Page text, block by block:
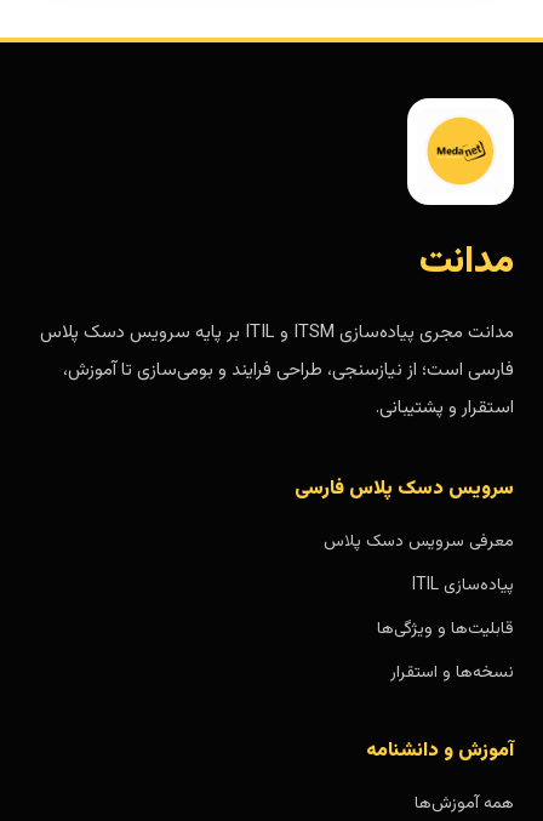
مدانت
مدانت مجری پیاده‌سازی ITSM و ITIL بر پایه سرویس دسک پلاس
فارسی است؛ از نیازسنجی، طراحی فرایند و بومی‌سازی تا آموزش،
استقرار و پشتیبانی.
سرویس دسک پلاس فارسی
معرفی سرویس دسک پلاس
پیاده‌سازی ITIL
قابلیت‌ها و ویژگی‌ها
نسخه‌ها و استقرار
آموزش و دانشنامه
همه آموزش‌ها